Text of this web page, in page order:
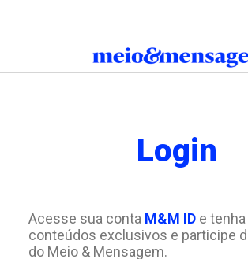
Login
Acesse sua conta M&M IDe tenha
conteúdos exclusivos e participe
do Meio & Mensagem.